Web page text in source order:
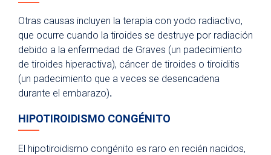
Otras causas incluyen la terapia con yodo radiactivo,
que ocurre cuando la tiroides se destruye por radiación
debido a la enfermedad de Graves (un padecimiento
de tiroides hiperactiva), cáncer de tiroides o tiroiditis
(un padecimiento que a veces se desencadena
durante el embarazo).
HIPOTIROIDISMO CONGÉNITO
El hipotiroidismo congénito es raro en recién nacidos,